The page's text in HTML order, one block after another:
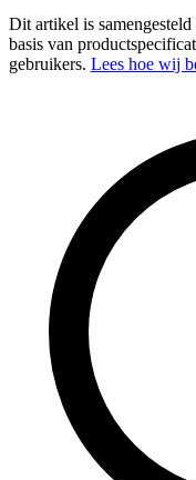
Dit artikel is
basis van
gebruikers. Lees hoe wij